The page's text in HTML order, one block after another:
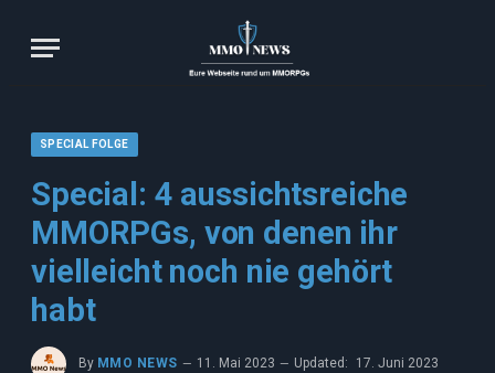
SPECIAL FOLGE
Special: 4 aussichtsreiche
MMORPGs, von denen ihr
vielleicht noch nie gehört
habt
By MMO NEWS 11. Mai 2023 Updated:
17. Juni 2023